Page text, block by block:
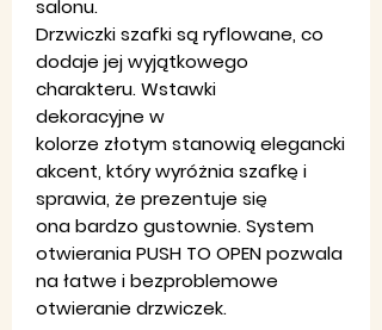
salonu.
Drzwiczki szafki są ryflowane, co
dodaje jej wyjątkowego
charakteru. Wstawki
dekoracyjne w
kolorze złotym stanowią elegancki
akcent, który wyróżnia szafkę i
sprawia, że prezentuje się
ona bardzo gustownie. System
otwierania PUSH TO OPEN pozwala
na łatwe i bezproblemowe
otwieranie drzwiczek.